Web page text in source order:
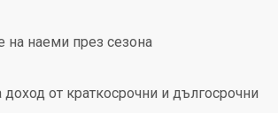
на наеми през сезона
от краткосрочни и дългосрочни